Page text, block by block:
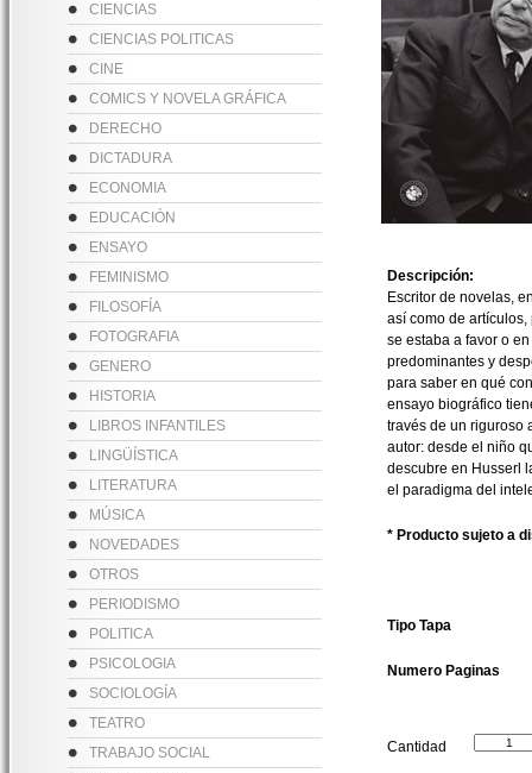
CIENCIAS
CIENCIAS POLITICAS
CINE
COMICS Y NOVELA GRÁFICA
DERECHO
DICTADURA
ECONOMIA
EDUCACIÓN
ENSAYO
FEMINISMO
FILOSOFÍA
FOTOGRAFIA
GENERO
HISTORIA
LIBROS INFANTILES
LINGÜÍSTICA
LITERATURA
MÚSICA
NOVEDADES
OTROS
PERIODISMO
POLITICA
PSICOLOGIA
SOCIOLOGÍA
TEATRO
TRABAJO SOCIAL
Descripción:
Escritor de novelas,
así como de
se estaba a favor o
predominantes y
para saber en qué
ensayo biográfico
través de un riguroso
autor: desde el niño
descubre en Husserl
el paradigma del
* Producto sujeto a
Tipo Tapa
Numero Paginas
Cantidad